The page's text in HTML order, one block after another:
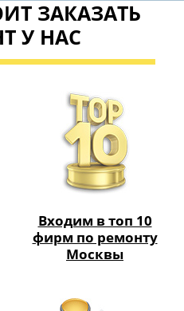
Работа по договору с
гарантией и
сервисом